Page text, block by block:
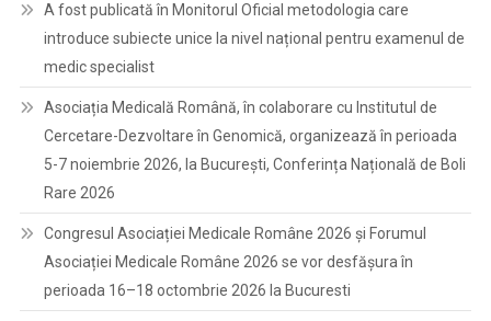
A fost publicată în Monitorul Oficial metodologia care
introduce subiecte unice la nivel național pentru examenul de
medic specialist
Asociația Medicală Română, în colaborare cu Institutul de
Cercetare-Dezvoltare în Genomică, organizează în perioada
5-7 noiembrie 2026, la București, Conferința Națională de Boli
Rare 2026
Congresul Asociației Medicale Române 2026 și Forumul
Asociației Medicale Române 2026 se vor desfășura în
perioada 16–18 octombrie 2026 la Bucuresti